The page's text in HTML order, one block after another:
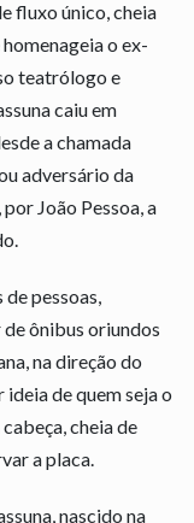
fluxo único, cheia
o ex-
teatrólogo e
caiu em
a chamada
adversário da
João Pessoa, a
pessoas,
ônibus oriundos
na direção do
de quem seja o
cheia de
a placa.
nascido na